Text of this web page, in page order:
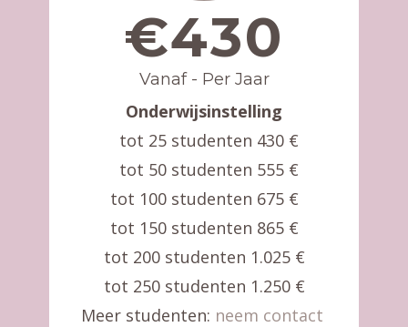
€430
Vanaf - Per Jaar
Onderwijsinstelling
tot 25 studenten 430 €
tot 50 studenten 555 €
tot 100 studenten 675 €
tot 150 studenten 865 €
tot 200 studenten 1.025 €
tot 250 studenten 1.250 €
Meer studenten: neem contact